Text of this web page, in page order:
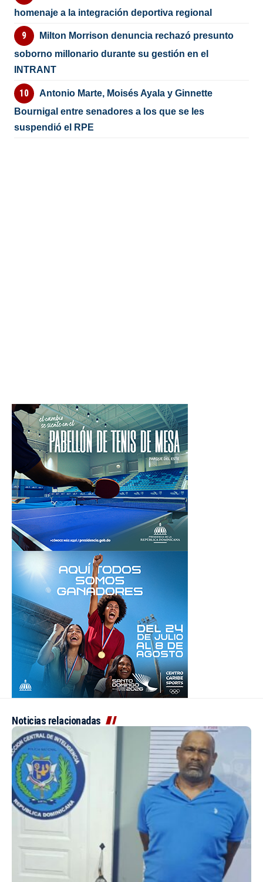
homenaje a la integración deportiva regional
Milton Morrison denuncia rechazó presunto
soborno millonario durante su gestión en el
INTRANT
Antonio Marte, Moisés Ayala y Ginnette
Bournigal entre senadores a los que se les
suspendió el RPE
Noticias relacionadas